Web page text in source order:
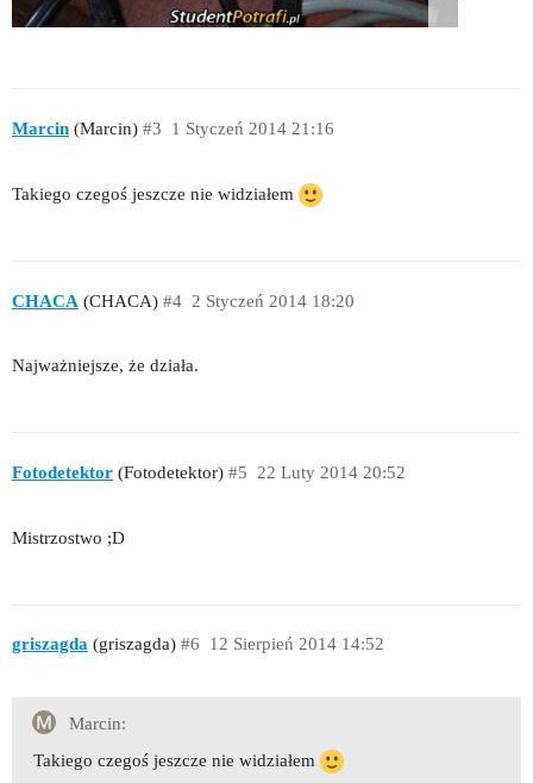
Marcin (Marcin) 1 Styczeń 2014 21:16
#3
Takiego czegoś jeszcze nie widziałem
CHACA (CHACA) 2 Styczeń 2014 18:20
#4
Najważniejsze, że działa.
Fotodetektor (Fotodetektor) 22 Luty 2014 20:52
#5
Mistrzostwo ;D
griszagda (griszagda) 12 Sierpień 2014 14:52
#6
Marcin:
Takiego czegoś jeszcze nie widziałem